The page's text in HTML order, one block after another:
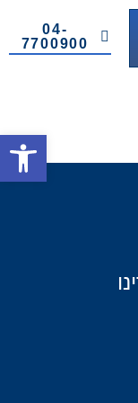
04-
7700900